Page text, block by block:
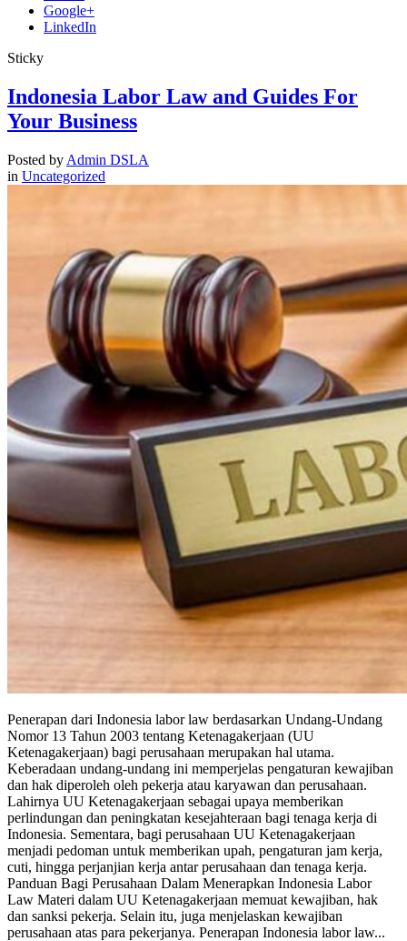
Google+
LinkedIn
Sticky
Indonesia Labor Law and Guides For
Your Business
Posted by Admin DSLA
in Uncategorized
Penerapan dari Indonesia labor law berdasarkan Undang-Undang
Nomor 13 Tahun 2003 tentang Ketenagakerjaan (UU
Ketenagakerjaan) bagi perusahaan merupakan hal utama.
Keberadaan undang-undang ini memperjelas pengaturan kewajiban
dan hak diperoleh oleh pekerja atau karyawan dan perusahaan.
Lahirnya UU Ketenagakerjaan sebagai upaya memberikan
perlindungan dan peningkatan kesejahteraan bagi tenaga kerja di
Indonesia. Sementara, bagi perusahaan UU Ketenagakerjaan
menjadi pedoman untuk memberikan upah, pengaturan jam kerja,
cuti, hingga perjanjian kerja antar perusahaan dan tenaga kerja.
Panduan Bagi Perusahaan Dalam Menerapkan Indonesia Labor
Law Materi dalam UU Ketenagakerjaan memuat kewajiban, hak
dan sanksi pekerja. Selain itu, juga menjelaskan kewajiban
perusahaan atas para pekerjanya. Penerapan Indonesia labor law...